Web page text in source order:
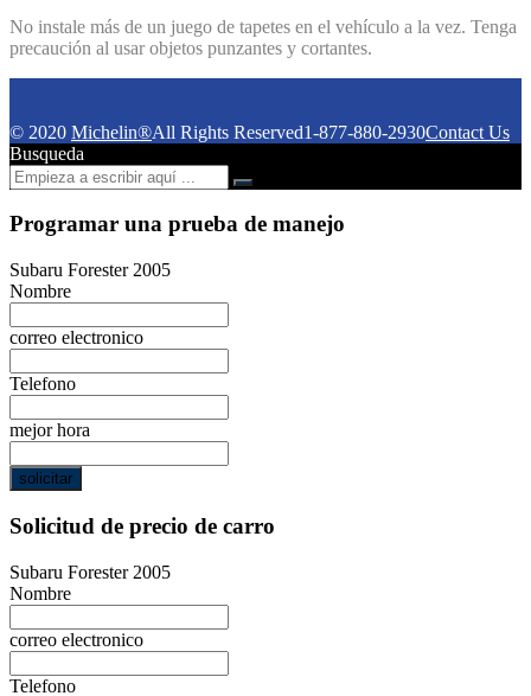
No instale más de un juego de tapetes en el vehículo a la vez. Tenga
precaución al usar objetos punzantes y cortantes.
© 2020 Michelin®All Rights Reserved1-877-880-2930Contact Us
Busqueda
Programar una prueba de manejo
Subaru Forester 2005
Nombre
correo electronico
Telefono
mejor hora
solicitar
Solicitud de precio de carro
Subaru Forester 2005
Nombre
correo electronico
Telefono